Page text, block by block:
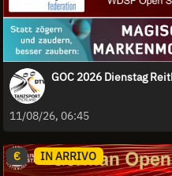
GOC 2026 Dienstag
11/08/26, 06:45
€ IN ARRIVO